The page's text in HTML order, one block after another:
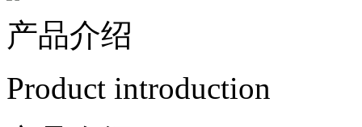
产品介绍
Product introduction